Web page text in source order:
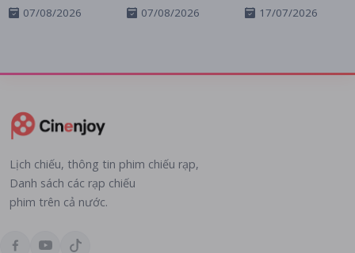
07/08/2026 07/08/2026 17/07/2026
Lịch chiếu, thông tin phim chiếu rạp,
Danh sách các rạp chiếu
phim trên cả nước.